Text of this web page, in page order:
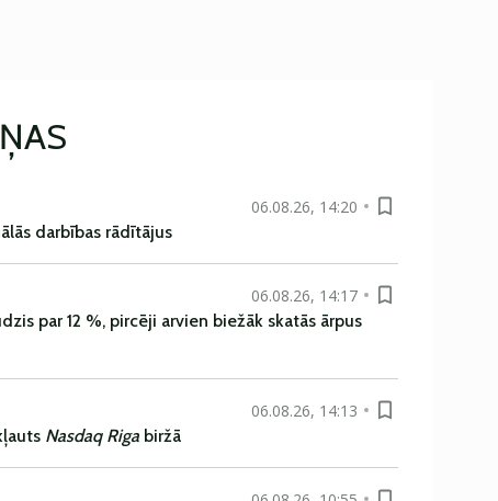
06.08.26, 14:20
darbības rādītājus
06.08.26, 14:17
par 12 %, pircēji arvien biežāk skatās ārpus
06.08.26, 14:13
Nasdaq Riga biržā